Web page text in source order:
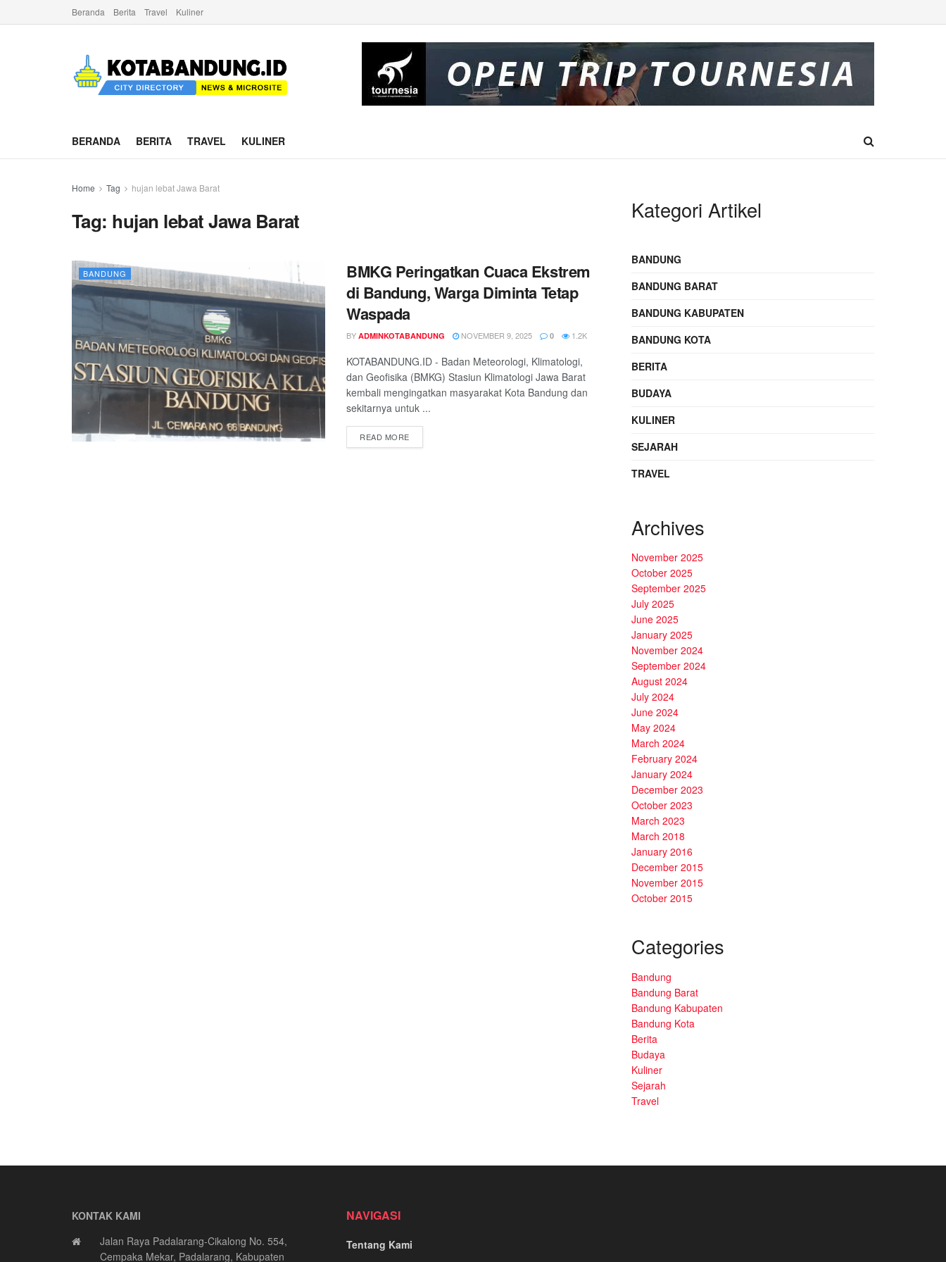
Beranda Berita Travel Kuliner
BERANDA BERITA TRAVEL KULINER
Home Tag hujan lebat Jawa Barat
Tag: hujan lebat Jawa Barat
BANDUNG
BMKG Peringatkan Cuaca Ekstrem
di Bandung, Warga Diminta Tetap
Waspada
BY ADMINKOTABANDUNG NOVEMBER 9, 2025 0 1.2K
KOTABANDUNG.ID - Badan Meteorologi, Klimatologi,
dan Geofisika (BMKG) Stasiun Klimatologi Jawa Barat
kembali mengingatkan masyarakat Kota Bandung dan
sekitarnya untuk ...
READ MORE
Kategori Artikel
BANDUNG
BANDUNG BARAT
BANDUNG KABUPATEN
BANDUNG KOTA
BERITA
BUDAYA
KULINER
SEJARAH
TRAVEL
Archives
November 2025
October 2025
September 2025
July 2025
June 2025
January 2025
November 2024
September 2024
August 2024
July 2024
June 2024
May 2024
March 2024
February 2024
January 2024
December 2023
October 2023
March 2023
March 2018
January 2016
December 2015
November 2015
October 2015
Categories
Bandung
Bandung Barat
Bandung Kabupaten
Bandung Kota
Berita
Budaya
Kuliner
Sejarah
Travel
KONTAK KAMI
Jalan Raya Padalarang-Cikalong No. 554,
Cempaka Mekar, Padalarang, Kabupaten
NAVIGASI
Tentang Kami